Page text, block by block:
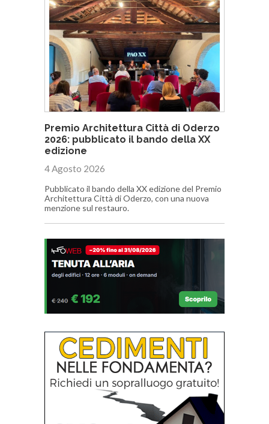
Premio Architettura Città di Oderzo
2026: pubblicato il bando della XX
edizione
4 Agosto 2026
Pubblicato il bando della XX edizione del Premio
Architettura Città di Oderzo, con una nuova
menzione sul restauro.